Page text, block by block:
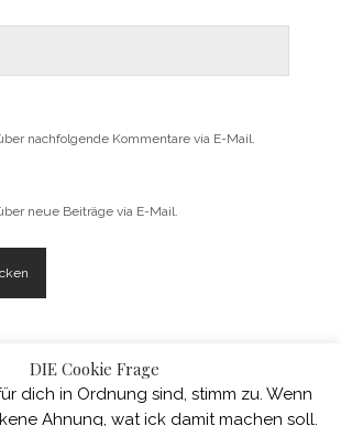
nachfolgende Kommentare via E-Mail.
neue Beiträge via E-Mail.
DIE Cookie Frage
dich in Ordnung sind, stimm zu. Wenn
Ahnung, wat ick damit machen soll.